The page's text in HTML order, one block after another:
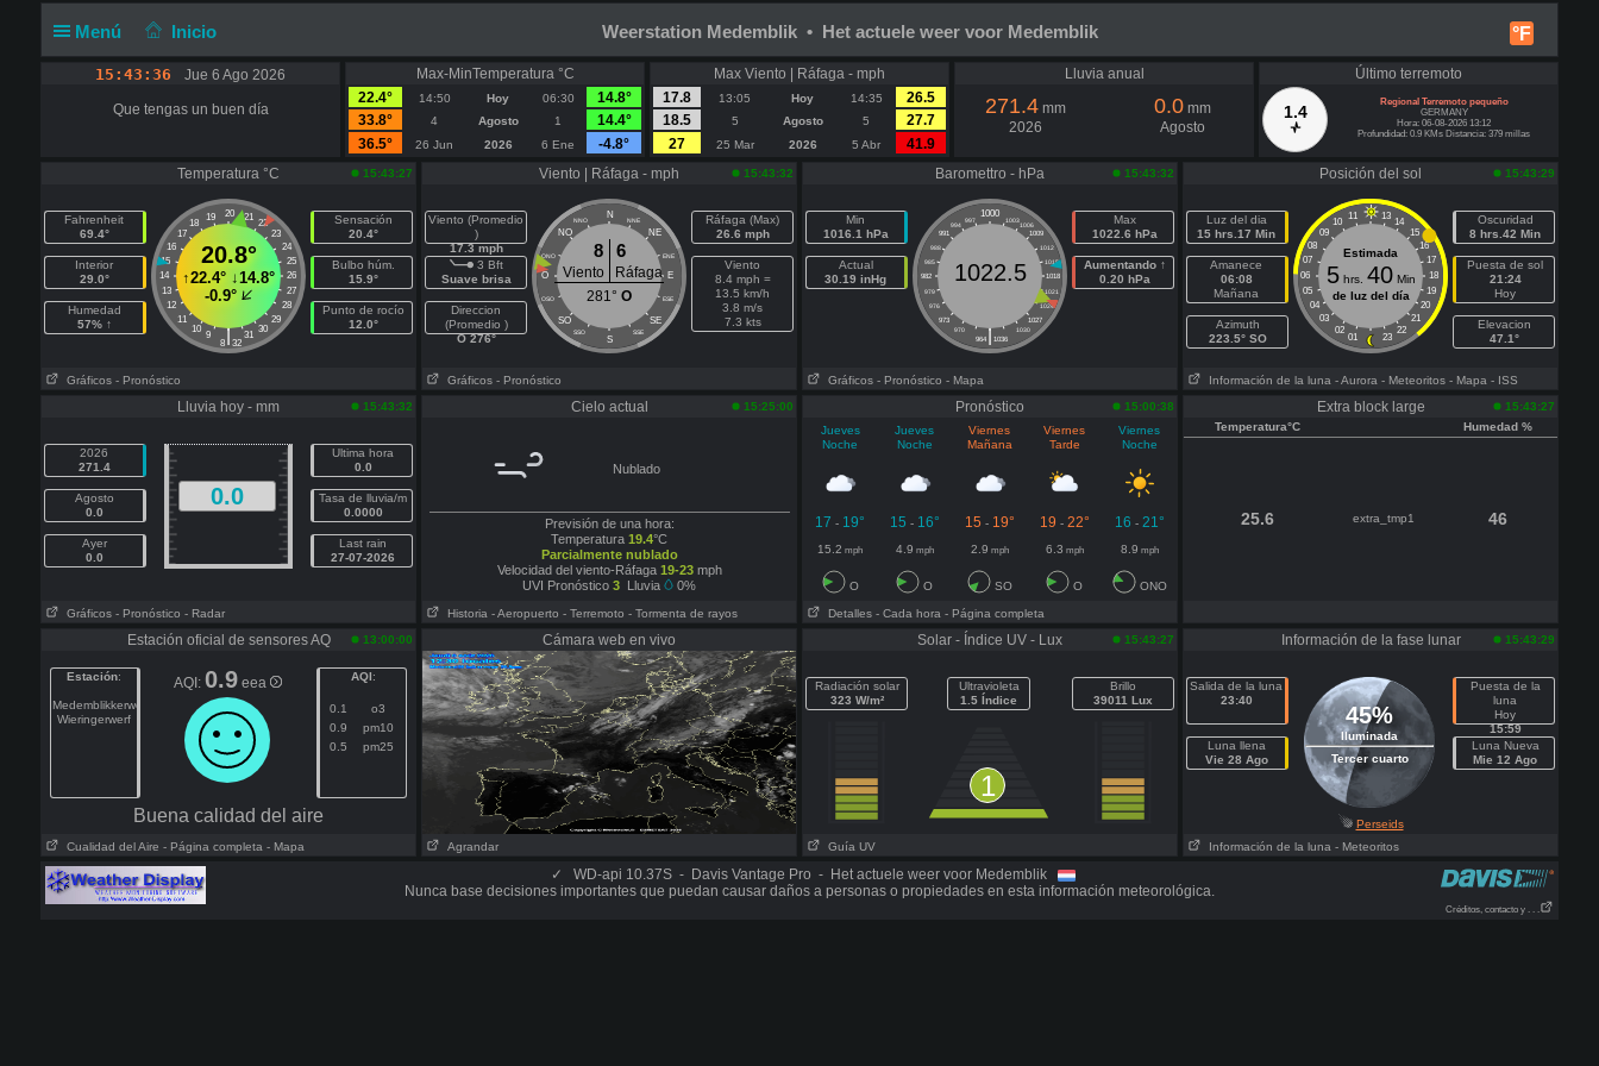
Menú Inicio °F
Weerstation Medemblik • Het actuele weer voor Medemblik
15:43:36 Jue 6 Ago 2026
Que tengas un buen día
Max-MinTemperatura °C
22.4°
14:50 Hoy 06:30
14.8°
33.8°
4 Agosto 1
14.4°
36.5°
26 Jun 2026 6 Ene -4.8°
Max Viento | Ráfaga - mph
17.8
13:05 Hoy 14:35
26.5
18.5
5 Agosto 5
27.7
27
25 Mar 2026 5 Abr 41.9
Lluvia anual
271.4 mm
2026
0.0 mm
Agosto
Último terremoto
1.4
Regional Terremoto pequeño
GERMANY
Hora: 06-08-2026 13:12
Profundidad: 0.9 KMs Distancia: 379 millas
Temperatura °C 15:43:27
Fahrenheit
69.4°
Interior
29.0°
Humedad
57% ↑
20
19 21
18
22
17
23
16
24
15
25
14
26
13
27
12
28
11
29
10
30
9 31
|
8 32
20.8°
↑22.4° ↓14.8°
-0.9°
Sensación
20.4°
Bulbo húm.
15.9°
Punto de rocío
12.0°
Gráficos - Pronóstico
Viento | Ráfaga - mph 15:43:32
Viento (Promedio
)
17.3 mph
3 Bft
Suave brisa
Direccion
(Promedio )
O 276°
N
NNO NNE
NO NE
ONO ENE
O E
OSO ESE
SO SE
SSO SSE
S
8 6
Viento
Ráfaga
281° O
Ráfaga (Max)
26.6 mph
Viento
8.4 mph =
13.5 km/h
3.8 m/s
7.3 kts
Gráficos - Pronóstico
Baromettro - hPa 15:43:32
Min
1016.1 hPa
Actual
30.19 inHg
1000
997 1003
994
1006
991
1009
988
1012
985
1015
982
1018
979
1021
976
1024
973
1027
970
1030
|
964 1036
1022.5
Max
1022.6 hPa
Aumentando ↑
0.20 hPa
Gráficos - Pronóstico - Mapa
Posición del sol 15:43:29
Luz del dia
15 hrs.17 Min
Amanece
06:08
Mañana
Azimuth
223.5° SO
11 13
10
14
09
15
08
16
07
17
06
18
05
19
04
20
03
21
02
22
01 23
Estimada
5hrs. 40Min
de luz del día
Oscuridad
8 hrs.42 Min
Puesta de sol
21:24
Hoy
Elevacion
47.1°
Información de la luna - Aurora - Meteoritos - Mapa - ISS
Lluvia hoy - mm 15:43:32
2026
271.4
Agosto
0.0
Ayer
0.0
0.0
Ultima hora
0.0
Tasa de lluvia/m
0.0000
Last rain
27-07-2026
Gráficos - Pronóstico - Radar
Cielo actual 15:25:00
Nublado
Previsión de una hora:
Temperatura 19.4°C
Parcialmente nublado
Velocidad del viento-Ráfaga 19-23mph
UVI Pronóstico 3 Lluvia 0%
Historia - Aeropuerto - Terremoto - Tormenta de rayos
Pronóstico
15:00:38
Jueves
Noche
Jueves
Noche
Viernes
Mañana
Viernes
Tarde
Viernes
Noche
17 - 19° 15 - 16° 15 - 19° 19 - 22° 16 - 21°
15.2 mph 4.9 mph 2.9 mph 6.3 mph 8.9 mph
O O SO O ONO
Detalles - Cada hora - Página completa
Extra block large
15:43:27
Temperatura°C
Humedad %
25.6 extra_tmp1 46
Estación oficial de sensores AQ 13:00:00
Estación:
Medemblikkerweg
Wieringerwerf
AQI: 0.9 eea AQI:
0.1
o3
0.9
pm10
0.5
pm25
Buena calidad del aire
Cualidad del Aire - Página completa - Mapa
Cámara web en vivo
Agrandar
Solar - Índice UV - Lux 15:43:27
Radiación solar
323 W/m²
Ultravioleta
1.5 Índice
1
Brillo
39011 Lux
Guía UV
Información de la fase lunar 15:43:29
Salida de la luna
23:40
Luna llena
Vie 28 Ago
45%
Iluminada
Tercer cuarto
Puesta de la
luna
Hoy
15:59
Luna Nueva
Mie 12 Ago
Perseids
Información de la luna - Meteoritos
✓
WD-api 10.37S - Davis Vantage Pro - Het actuele weer voor Medemblik
Nunca base decisiones importantes que puedan causar daños a personas o propiedades en esta información meteorológica.
Créditos, contacto y . . .